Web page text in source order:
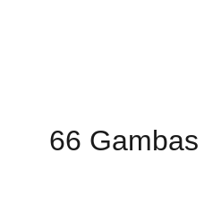
66